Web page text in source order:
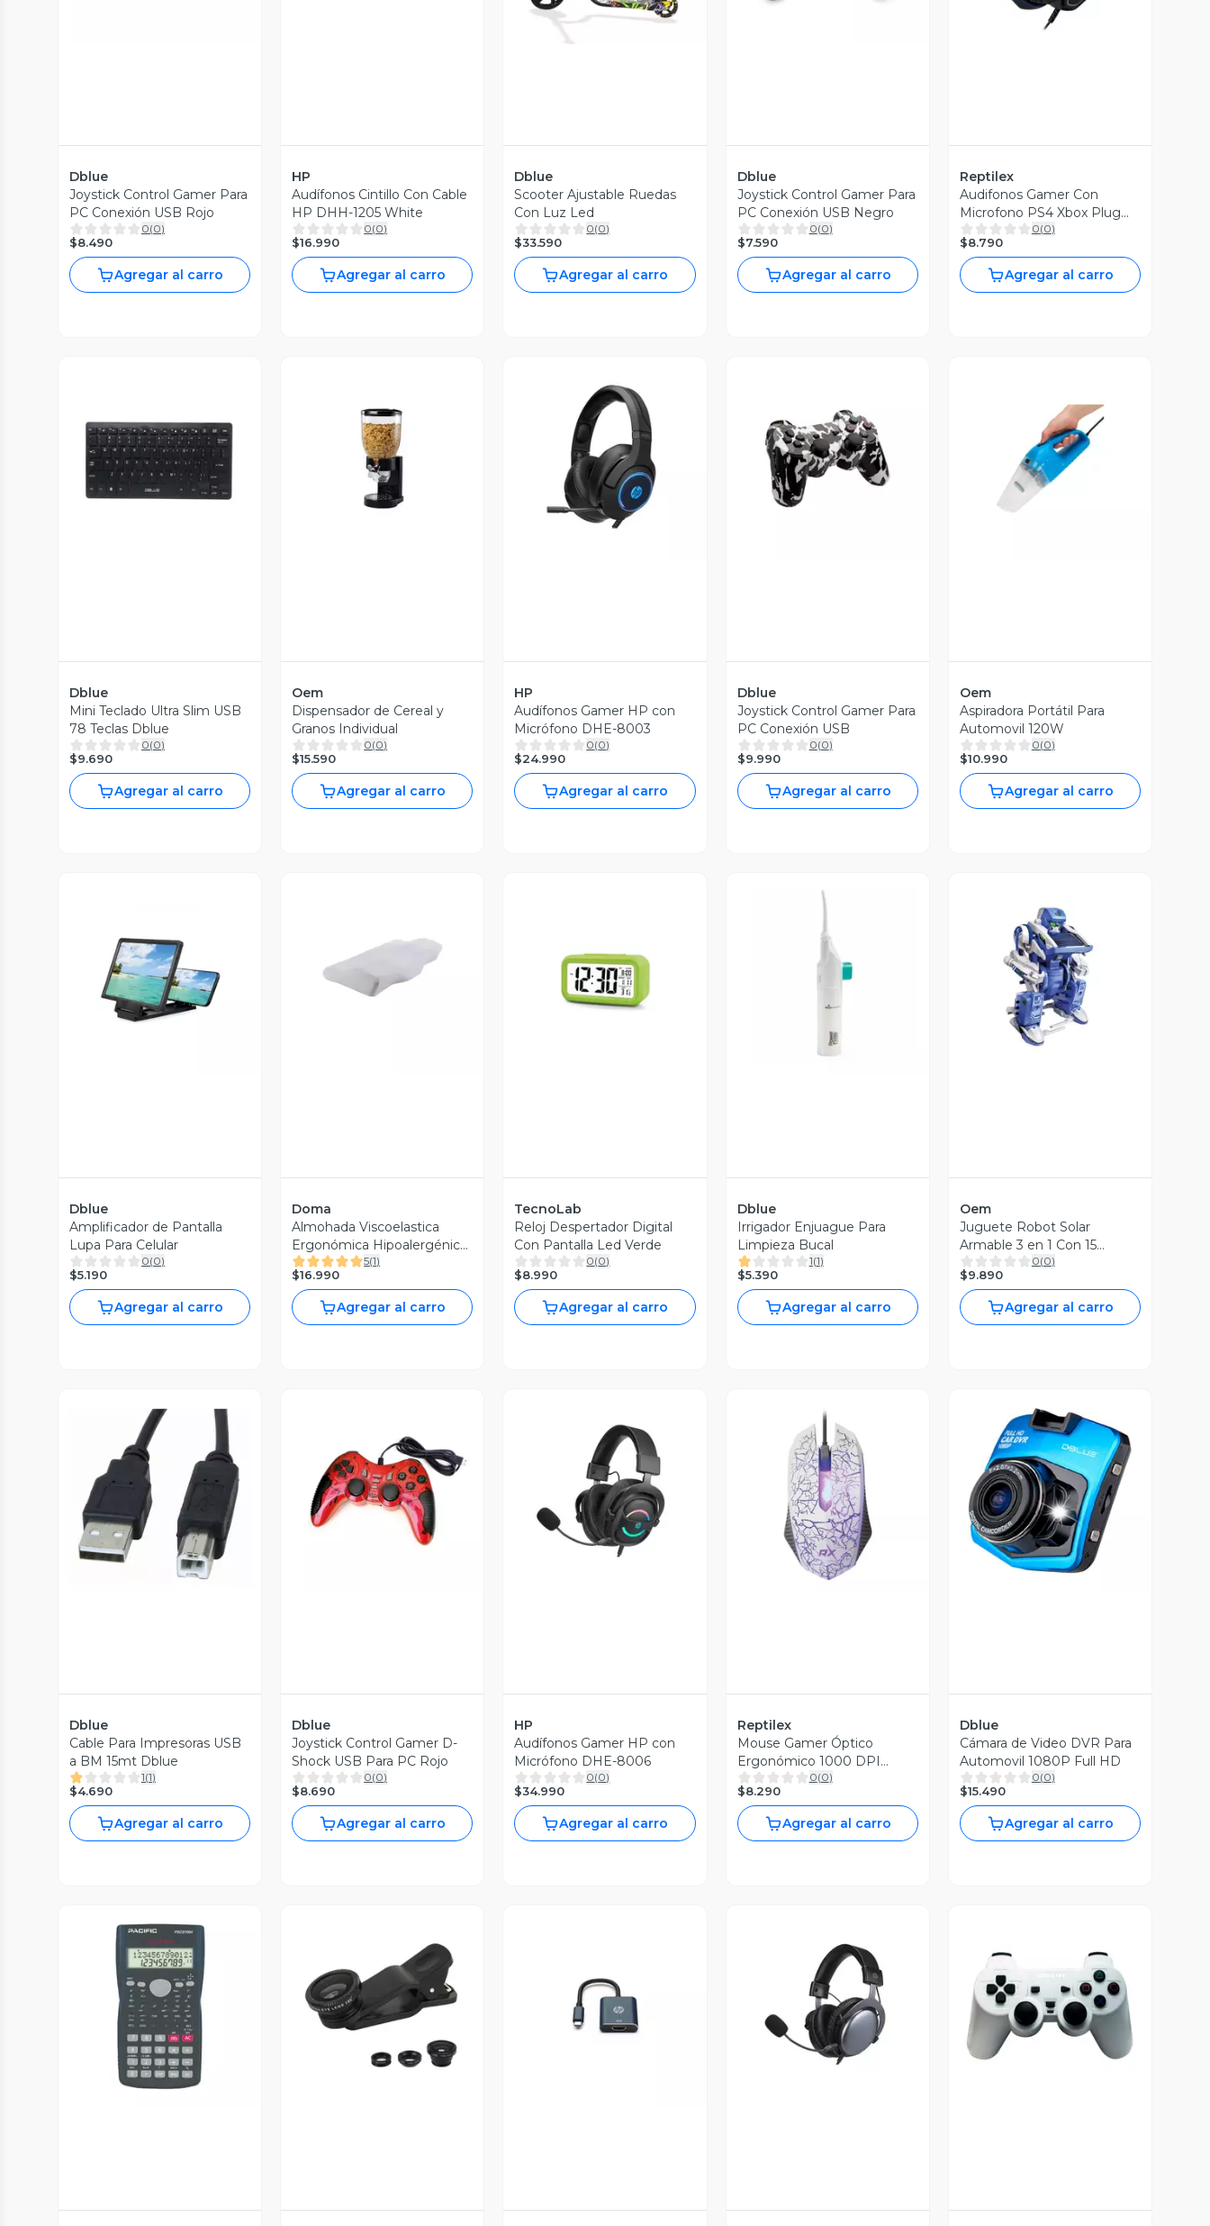
Dblue
Joystick Control Gamer Para
PC Conexión USB Rojo
0(0)
$8.490
Agregar al carro
HP
Audífonos Cintillo Con Cable
HP DHH-1205 White
0(0)
$16.990
Agregar al carro
Dblue
Scooter Ajustable Ruedas
Con Luz Led
0(0)
$33.590
Agregar al carro
Dblue
Joystick Control Gamer Para
PC Conexión USB Negro
0(0)
$7.590
Agregar al carro
Reptilex
Audifonos Gamer Con
Microfono PS4 Xbox Plug
35mm
0(0)
$8.790
Agregar al carro
Vista Previa
Dblue
Mini Teclado Ultra Slim USB
78 Teclas Dblue
0(0)
$9.690
Agregar al carro
Vista Previa
Oem
Dispensador de Cereal y
Granos Individual
0(0)
$15.590
Agregar al carro
Vista Previa
HP
Audífonos Gamer HP con
Micrófono DHE-8003
0(0)
$24.990
Agregar al carro
Vista Previa
Dblue
Joystick Control Gamer Para
PC Conexión USB
0(0)
$9.990
Agregar al carro
Vista Previa
Oem
Aspiradora Portátil Para
Automovil 120W
0(0)
$10.990
Agregar al carro
Vista Previa
Dblue
Amplificador de Pantalla
Lupa Para Celular
0(0)
$5.190
Agregar al carro
Vista Previa
Doma
Almohada Viscoelastica
Ergonómica Hipoalergénica
6
5(1)
$16.990
Agregar al carro
Vista Previa
TecnoLab
Reloj Despertador Digital
Con Pantalla Led Verde
0(0)
$8.990
Agregar al carro
Dblue
Irrigador Enjuague Para
Limpieza Bucal
1(1)
$5.390
Agregar al carro
Vista Previa
Oem
Juguete Robot Solar
Armable 3 en 1 Con 15
Piezas
0(0)
$9.890
Agregar al carro
Vista Previa
Dblue
Cable Para Impresoras USB
a BM 15mt Dblue
1(1)
$4.690
Agregar al carro
Vista Previa
Dblue
Joystick Control Gamer D-
Shock USB Para PC Rojo
0(0)
$8.690
Agregar al carro
Vista Previa
HP
Audífonos Gamer HP con
Micrófono DHE-8006
0(0)
$34.990
Agregar al carro
Vista Previa
Reptilex
Mouse Gamer Óptico
Ergonómico 1000 DPI
Reptilex
0(0)
$8.290
Agregar al carro
Vista Previa
Dblue
Cámara de Video DVR Para
Automovil 1080P Full HD
0(0)
$15.490
Agregar al carro
Vista Previa Vista Previa Vista Previa Vista Previa Vista Previa